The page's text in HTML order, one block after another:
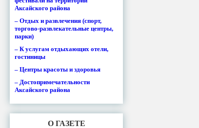
Аксайского района
– Отдых и развлечения (спорт,
торгово-развлекательные центры,
парки)
– К услугам отдыхающих отели,
гостиницы
– Центры красоты и здоровья
– Достопримечательности
Аксайского района
О ГАЗЕТЕ